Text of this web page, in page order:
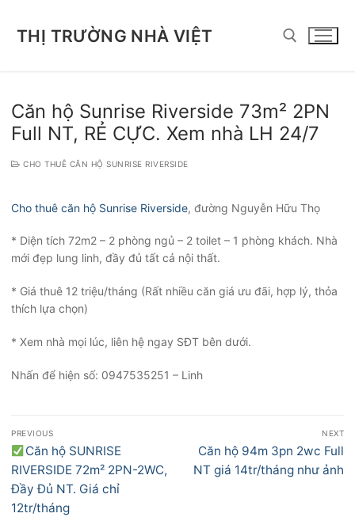
THỊ TRƯỜNG NHÀ VIỆT
Căn hộ Sunrise Riverside 73m² 2PN
Full NT, RẺ CỰC. Xem nhà LH 24/7
CHO THUÊ CĂN HỘ SUNRISE RIVERSIDE
Cho thuê căn hộ Sunrise Riverside, đường Nguyễn Hữu Thọ
* Diện tích 72m2 – 2 phòng ngủ – 2 toilet – 1 phòng khách. Nhà
mới đẹp lung linh, đầy đủ tất cả nội thất.
* Giá thuê 12 triệu/tháng (Rất nhiều căn giá ưu đãi, hợp lý, thỏa
thích lựa chọn)
* Xem nhà mọi lúc, liên hệ ngay SĐT bên dưới.
Nhấn để hiện số: 0947535251 – Linh
Điều
hướng
bài
viết
PREVIOUS
Previous
post:
Căn hộ SUNRISE
RIVERSIDE 72m² 2PN-2WC,
Đầy Đủ NT. Giá chỉ
12tr/tháng
NEXT
Next
post:
Căn hộ 94m 3pn 2wc Full
NT giá 14tr/tháng như ảnh